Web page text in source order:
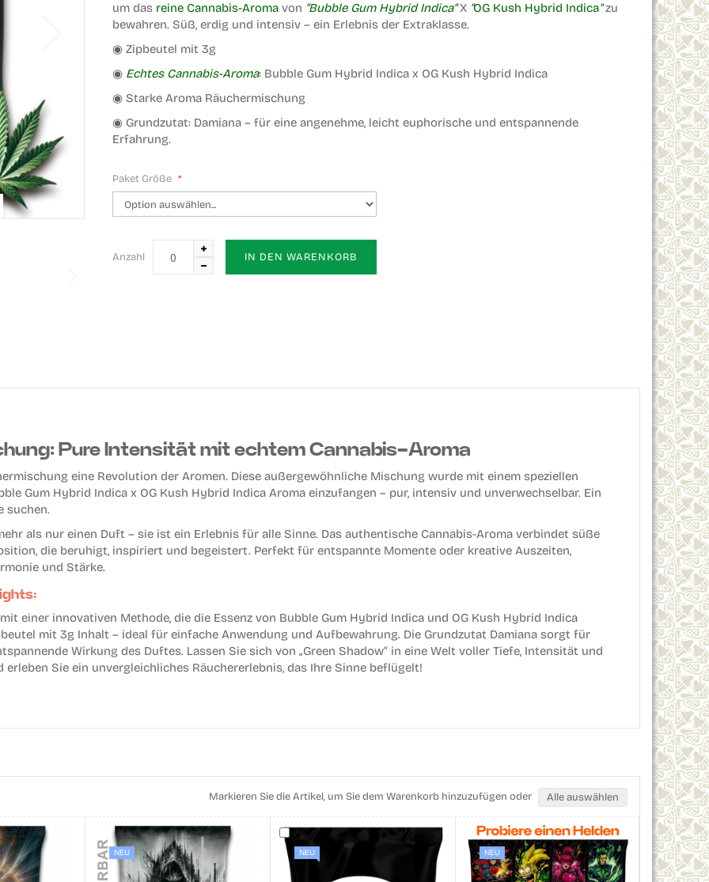
um das reine Cannabis-Aroma von "Bubble Gum Hybrid Indica"X "OG Kush Hybrid Indica"zu
bewahren. Süß, erdig und intensiv – ein Erlebnis der Extraklasse.
◉ Zipbeutel mit 3g
◉ Echtes Cannabis-Aroma: Bubble Gum Hybrid Indica x OG Kush Hybrid Indica
◉ Starke Aroma Räuchermischung
◉ Grundzutat: Damiana – für eine angenehme, leicht euphorische und entspannende
Erfahrung.
Paket Größe
Anzahl IN DEN WARENKORB
Pure Intensität mit echtem Cannabis-Aroma
eine Revolution der Aromen. Diese außergewöhnliche Mischung wurde mit einem speziellen
Gum Hybrid Indica x OG Kush Hybrid Indica Aroma einzufangen – pur, intensiv und unverwechselbar. Ein
suchen.
als nur einen Duft – sie ist ein Erlebnis für alle Sinne. Das authentische Cannabis-Aroma verbindet süße
die beruhigt, inspiriert und begeistert. Perfekt für entspannte Momente oder kreative Auszeiten,
und Stärke.
einer innovativen Methode, die die Essenz von Bubble Gum Hybrid Indica und OG Kush Hybrid Indica
mit 3g Inhalt – ideal für einfache Anwendung und Aufbewahrung. Die Grundzutat Damiana sorgt für
Wirkung des Duftes. Lassen Sie sich von „Green Shadow“ in eine Welt voller Tiefe, Intensität und
Sie ein unvergleichliches Räuchererlebnis, das Ihre Sinne beflügelt!
Markieren Sie die Artikel, um Sie dem Warenkorb hinzuzufügen oder Alle auswählen
NEU NEU NEU